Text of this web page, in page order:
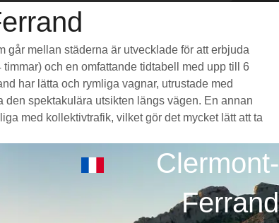
går mellan städerna är utvecklade för att erbjuda
och en omfattande tidtabell med upp till 6
har lätta och rymliga vagnar, utrustade med
den spektakulära utsikten längs vägen. En annan
med kollektivtrafik, vilket gör det mycket lätt att ta
Clermont-
Ferrand